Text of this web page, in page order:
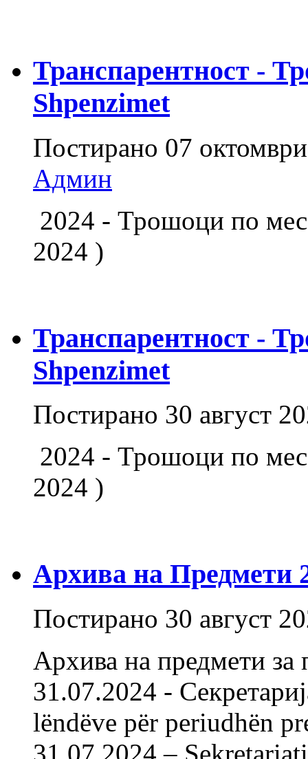
Транспарентност -
Shpenzimet
Постирано 07
Админ
2024 - Трошоци по
2024 )
Транспарентност -
Shpenzimet
Постирано 30 август
2024 - Трошоци по
2024 )
Архива на Предмети
Постирано 30 август
Архива на предмети
31.07.2024 -
lëndëve për periudhën
31.07.2024 –